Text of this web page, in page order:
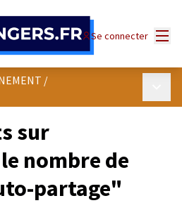
Se connecter
/
sur
nombre de
partage"